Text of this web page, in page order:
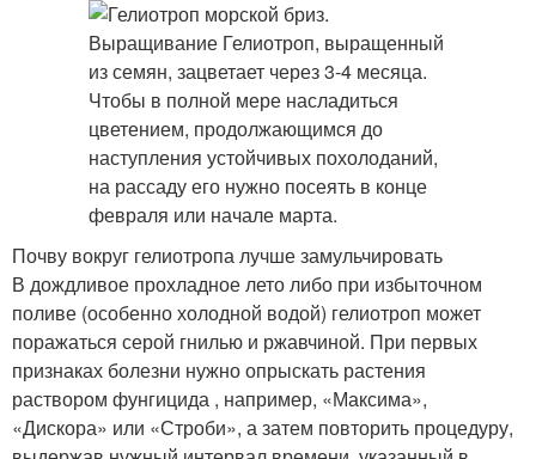
Почву вокруг гелиотропа лучше замульчировать
В дождливое прохладное лето либо при избыточном
поливе (особенно холодной водой) гелиотроп может
поражаться серой гнилью и ржавчиной. При первых
признаках болезни нужно опрыскать растения
раствором фунгицида , например, «Максима»,
«Дискора» или «Строби», а затем повторить процедуру,